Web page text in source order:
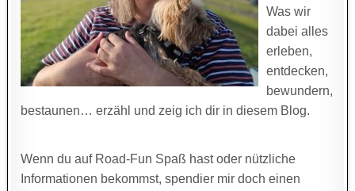
Was wir
dabei alles
erleben,
entdecken,
bewundern,
bestaunen… erzähl und zeig ich dir in diesem Blog.
Wenn du auf Road-Fun Spaß hast oder nützliche
Informationen bekommst, spendier mir doch einen